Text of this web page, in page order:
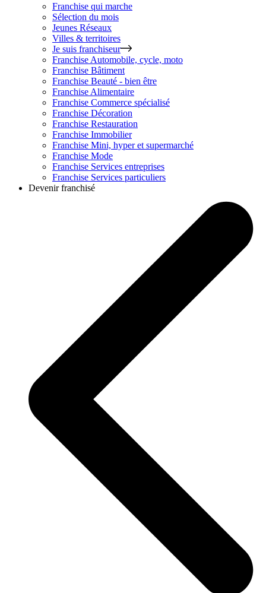
Franchise qui marche
Sélection du mois
Jeunes Réseaux
Villes & territoires
Je suis franchiseur
Franchise Automobile, cycle, moto
Franchise Bâtiment
Franchise Beauté - bien être
Franchise Alimentaire
Franchise Commerce spécialisé
Franchise Décoration
Franchise Restauration
Franchise Immobilier
Franchise Mini, hyper et supermarché
Franchise Mode
Franchise Services entreprises
Franchise Services particuliers
Devenir franchisé